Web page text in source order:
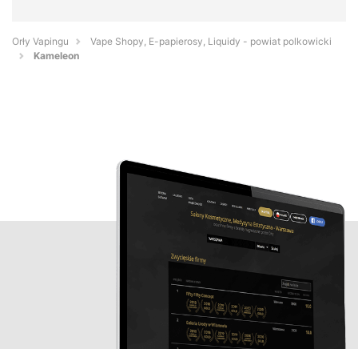
Orły Vapingu
Vape Shopy, E-papierosy, Liquidy - powiat polkowicki
Kameleon